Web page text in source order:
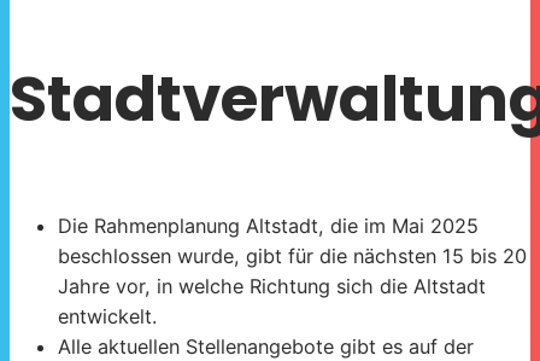
Die Rahmenplanung Altstadt, die im Mai 2025
beschlossen wurde, gibt für die nächsten 15 bis 20
Jahre vor, in welche Richtung sich die Altstadt
entwickelt.
Alle aktuellen Stellenangebote gibt es auf der